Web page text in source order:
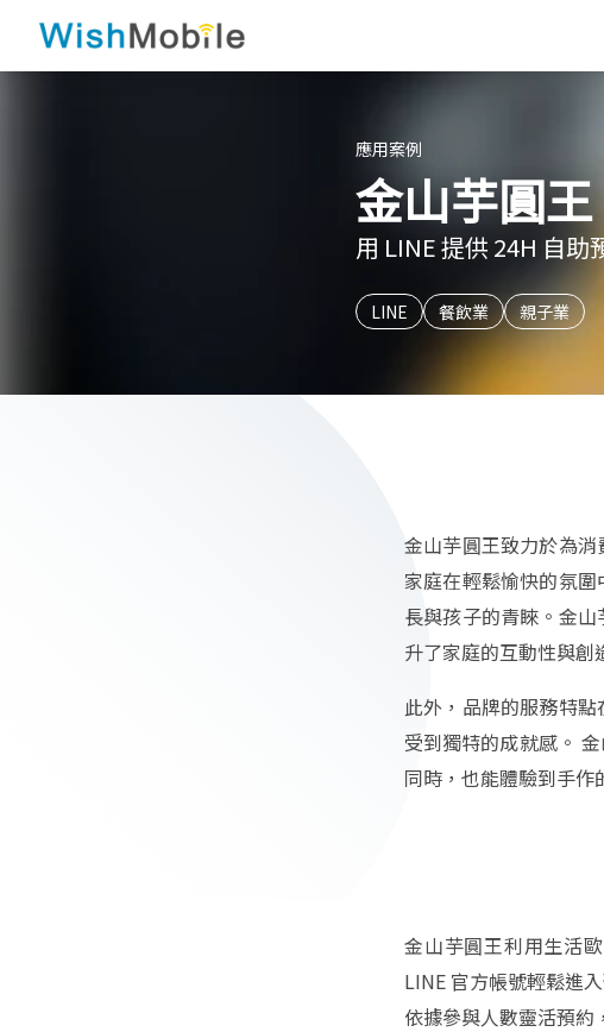
應用案例
金山芋圓
用 LINE 提供 24H 自
LINE 餐飲業 親子業
金山芋圓王致力於為
家庭在輕鬆愉快的氛
長與孩子的青睞。金
升了家庭的互動性與創
此外，品牌的服務特
受到獨特的成就感。
同時，也能體驗到手作
金山芋圓王利用生活
LINE 官方帳號輕鬆進
依據參與人數靈活預約